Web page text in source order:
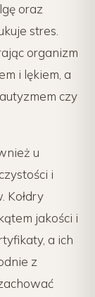
oraz
stres.
organizm
i lękiem, a
czy
u
i
Kołdry
jakości i
a ich
z